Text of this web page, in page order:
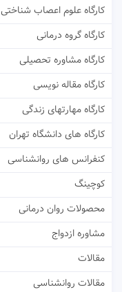
کارگاه علوم اعصاب شناختی
کارگاه گروه درمانی
کارگاه مشاوره تحصیلی
کارگاه مقاله نویسی
کارگاه مهارتهای زندگی
کارگاه های دانشگاه تهران
کنفرانس های روانشناسی
کوچینگ
محصولات روان درمانی
مشاوره ازدواج
مقالات
مقالات روانشناسی